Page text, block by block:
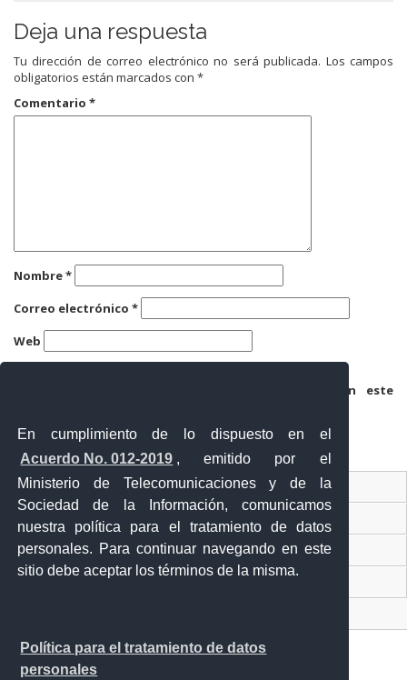
En cumplimiento de lo dispuesto en el
Acuerdo No. 012-2019 , emitido por el
Ministerio de Telecomunicaciones y de la
Sociedad de la Información, comunicamos
nuestra política para el tratamiento de datos
personales. Para continuar navegando en este
sitio debe aceptar los términos de la misma.
Política para el tratamiento de datos
personales
Deja una respuesta
Tu dirección de correo electrónico no será publicada. Los campos
obligatorios están marcados con *
Comentario *
Nombre*
Correo electrónico *
Web
Guarda mi nombre, correo electrónico y web en este
Ventanilla Única Virtual
Ventanilla Única de Comercio Exterior
Gobierno Abierto